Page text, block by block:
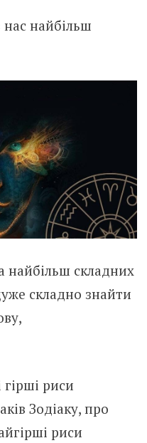
нас найбільш
найбільш складних
складно знайти
риси
Зодіаку, про
риси